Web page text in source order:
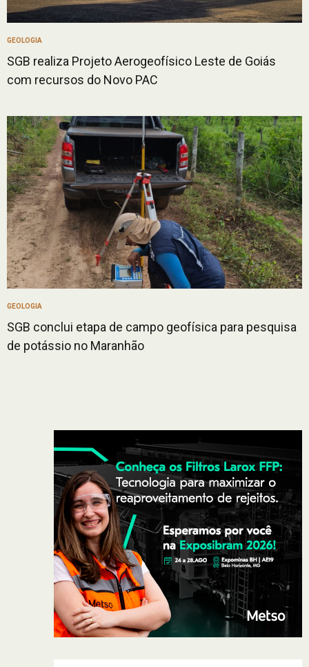
GEOLOGIA
SGB realiza Projeto Aerogeofísico Leste de Goiás
com recursos do Novo PAC
GEOLOGIA
SGB conclui etapa de campo geofísica para pesquisa
de potássio no Maranhão